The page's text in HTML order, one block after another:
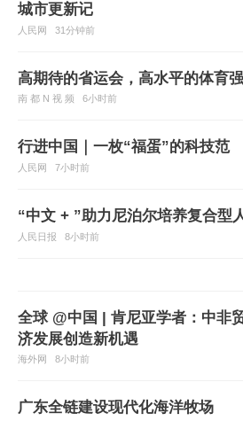
城市更新记
人民网 31分钟前
高期待的省运会，高水平的体育
南 都 N 视 频 6小时前
行进中国｜一枚“福蛋”的科技范
人民网 7小时前
“中文 + ”助力尼泊尔培养复合型
人民日报 8小时前
全球 @中国 | 肯尼亚学者：中非
济发展创造新机遇
海外网 8小时前
广东全链建设现代化海洋牧场